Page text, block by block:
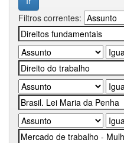
Filtros correntes: